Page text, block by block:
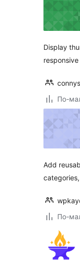
Display
По-
Add
По-